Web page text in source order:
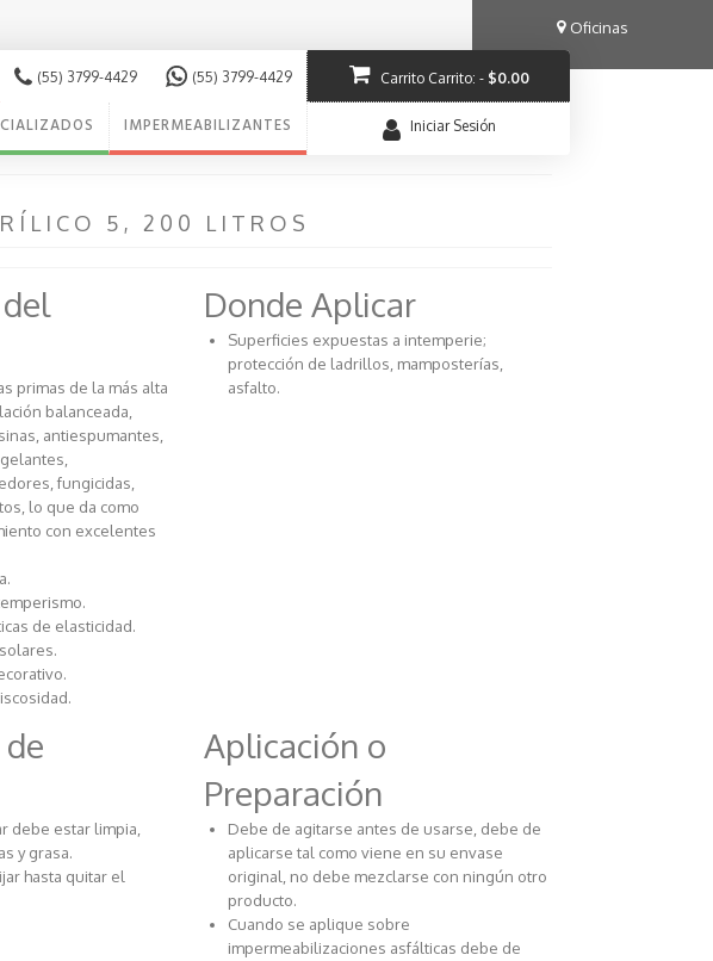
Oficinas
(55) 3799-4429 (55) 3799-4429 Carrito Carrito: - $0.00
Iniciar Sesión
IMPERMEABILIZANTES
5, 200 LITROS
primas de la más alta
balanceada,
antiespumantes,
fungicidas,
lo que da como
con excelentes
de elasticidad.
Donde Aplicar
Superficies expuestas a intemperie;
protección de ladrillos, mamposterías,
asfalto.
debe estar limpia,
y grasa.
hasta quitar el
Aplicación o
Preparación
Debe de agitarse antes de usarse, debe de
aplicarse tal como viene en su envase
original, no debe mezclarse con ningún otro
producto.
Cuando se aplique sobre
impermeabilizaciones asfálticas debe de